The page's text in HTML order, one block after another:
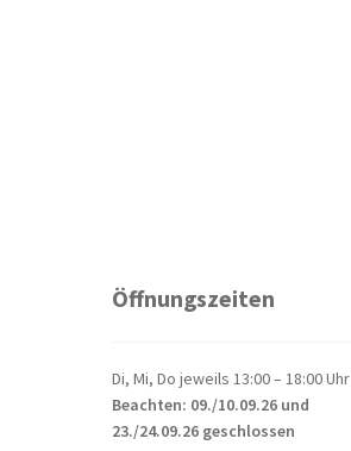
Öffnungszeiten
Di, Mi, Do jeweils 13:00 – 18:00 Uhr
Beachten: 09./10.09.26 und
23./24.09.26 geschlossen